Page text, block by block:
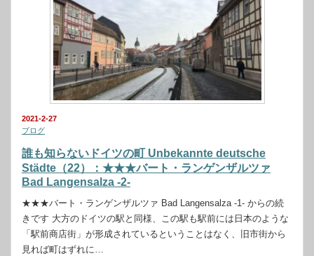
2021-2-27
ブログ
誰も知らないドイツの町 Unbekannte deutsche
Städte（22）：★★★バート・ランゲンザルツァ
Bad Langensalza -2-
★★★バート・ランゲンザルツァ Bad Langensalza -1- からの続
きです 大方のドイツの駅と同様、この駅も駅前には日本のような
「駅前商店街」が形成されているということはなく、旧市街から
見れば町はずれに…